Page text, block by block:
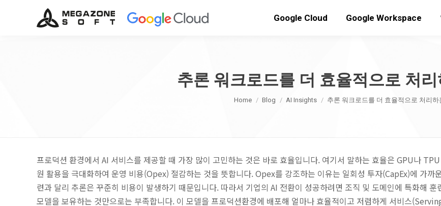
Google Cloud Google Workspace
추론 워크로드를 더 효율적으로 처
You are here:
Home Blog AI Insights 추론 워크로드를 더 효율적으로 처리하
프로덕션 환경에서 AI 서비스를 제공할 때 가장 많이 고민하는 것은 바로 효율입니다. 여기서 말하는 효율은 GPU나
원 활용을 극대화하여 운영 비용(Opex) 절감하는 것을 뜻합니다. Opex를 강조하는 이유는 일회성 투자(CapEx)에 가까
련과 달리 추론은 꾸준히 비용이 발생하기 때문입니다. 따라서 기업의 AI 전환이 성공하려면 조직 및 도메인에 특화해 훈
모델을 보유하는 것만으로는 부족합니다. 이 모델을 프로덕션환경에 배포해 얼마나 효율적이고 저렴하게 서비스